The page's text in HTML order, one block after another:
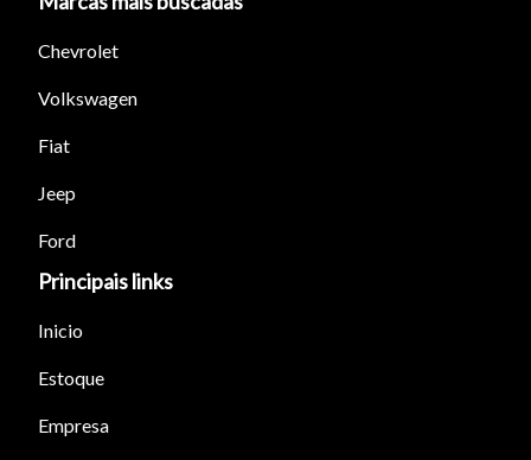
Chevrolet
Volkswagen
Fiat
Jeep
Ford
Principais links
Inicio
Estoque
Empresa